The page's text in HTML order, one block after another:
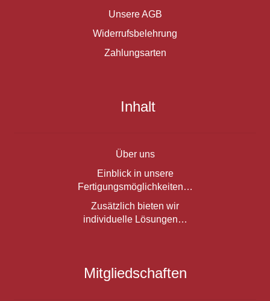
Unsere AGB
Widerrufsbelehrung
Zahlungsarten
Inhalt
Über uns
Einblick in unsere
Fertigungsmöglichkeiten…
Zusätzlich bieten wir
individuelle Lösungen…
Mitgliedschaften